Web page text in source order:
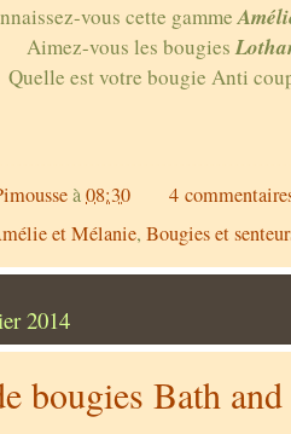
vous cette gamme
Aimez-vous les bougies
Quelle est votre bougie Anti
à08:30
4
et Mélanie, Bougies et
2014
bougies Bath